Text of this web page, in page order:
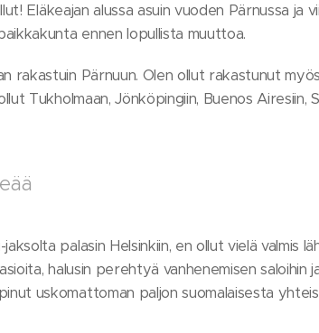
Eläkeajan alussa asuin vuoden Pärnussa ja
ennen lopullista muuttoa.
rakastuin Pärnuun. Olen ollut rakastunut
Tukholmaan, Jönköpingiin, Buenos Airesiin,
palasin Helsinkiin, en ollut vielä valmis
halusin perehtyä vanhenemisen saloihin
uskomattoman paljon suomalaisesta